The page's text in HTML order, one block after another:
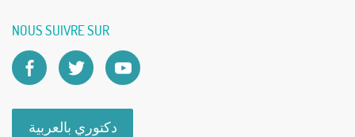
NOUS SUIVRE SUR
دكتوري بالعربية